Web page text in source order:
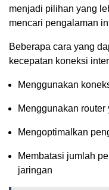
menjadi pilihan yang
mencari pengalaman
Beberapa cara yang
kecepatan koneksi
Menggunakan
Menggunakan
Mengoptimalkan
Membatasi jumlah
jaringan